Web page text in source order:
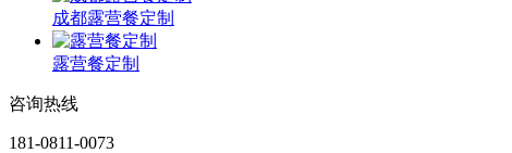
成都露营餐定制
露营餐定制
咨询热线
181-0811-0073